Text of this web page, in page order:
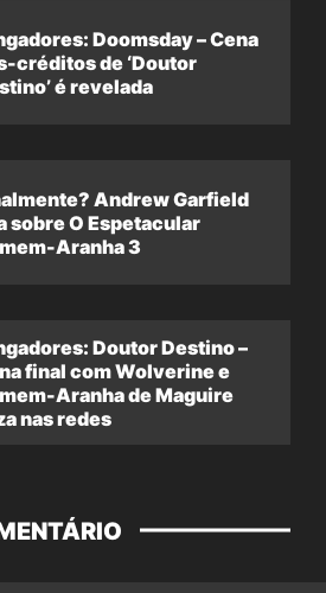
Doomsday – Cena
créditos de ‘Doutor
é revelada
Andrew Garfield
sobre O Espetacular
Aranha 3
Doutor Destino –
final com Wolverine e
Aranha de Maguire
nas redes